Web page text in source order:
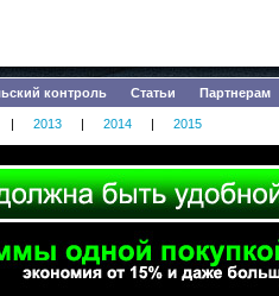
контроль Статьи Партнерам
| 2013 | 2014 | 2015